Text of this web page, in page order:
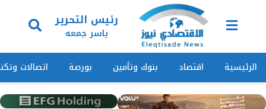
رئيس التحرير
ياسر جمعه
الرئيسية اقتصاد بنوك وتأمين بورصة اتصالات